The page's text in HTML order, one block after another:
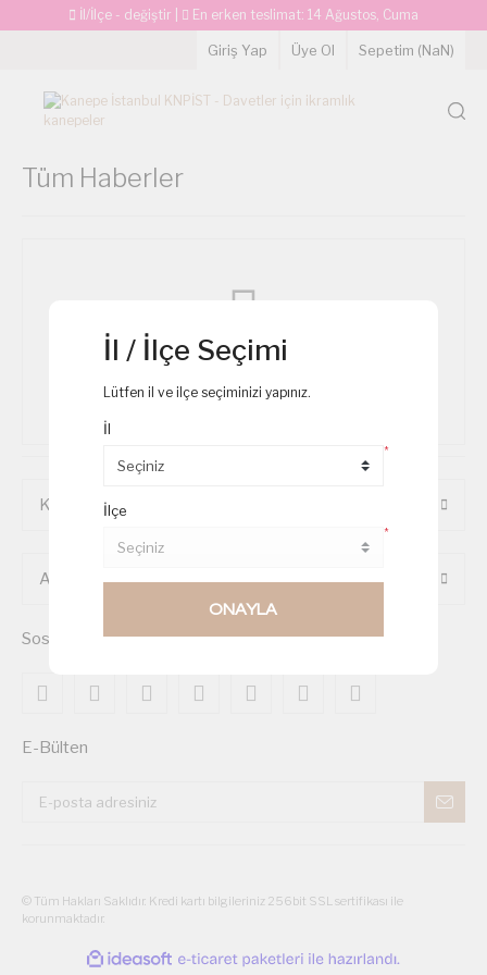
İl/İlçe - değiştir En erken teslimat: 14 Ağustos, Cuma
Giriş Yap Üye Ol Sepetim (NaN)
Tüm Haberler
Kurumsal
Alışveriş
Sosyal Medya
E-Bülten
© Tüm Hakları Saklıdır. Kredi kartı bilgileriniz 256bit SSL sertifikası ile
korunmaktadır.
ideasoft
e-
İl / İlçe Seçimi
Lütfen il ve ilçe seçiminizi yapınız.
İl
*
İlçe
*
ONAYLA